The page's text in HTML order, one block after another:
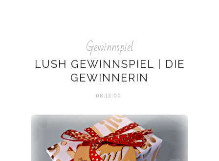
Gewinnspiel
LUSH GEWINNSPIEL | DIE
GEWINNERIN
08:13:00